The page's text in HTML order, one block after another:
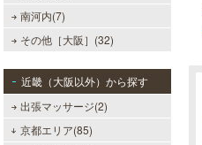
南河内(7)
その他［大阪］(32)
近畿（大阪以外）から探す
出張マッサージ(2)
京都エリア(85)